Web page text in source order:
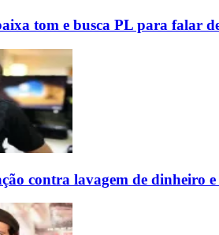
tom e busca PL para falar
contra lavagem de dinheiro